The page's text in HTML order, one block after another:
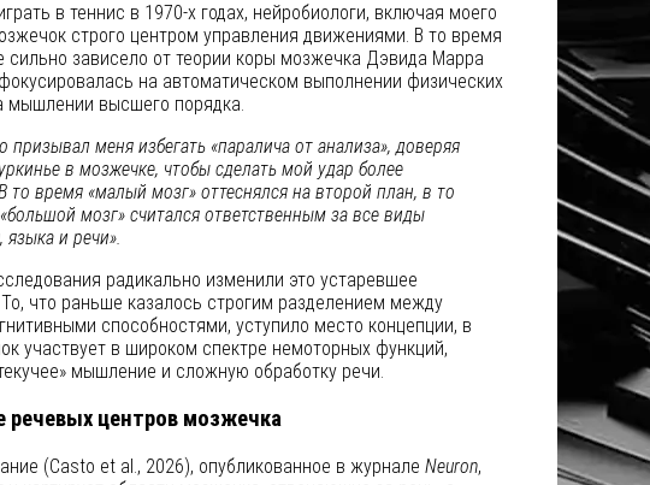
в теннис в 1970-х годах, нейробиологи, включая моего
строго центром управления движениями. В то время
сильно зависело от теории коры мозжечка Дэвида Марра
на автоматическом выполнении физических
мышлении высшего порядка.
призывал меня избегать «паралича от анализа», доверяя
в мозжечке, чтобы сделать мой удар более
то время «малый мозг» оттеснялся на второй план, в то
мозг» считался ответственным за все виды
и речи».
радикально изменили это устаревшее
что раньше казалось строгим разделением между
способностями, уступило место концепции, в
участвует в широком спектре немоторных функций,
мышление и сложную обработку речи.
речевых центров мозжечка
(Casto et al., 2026), опубликованное в журнале Neuron,